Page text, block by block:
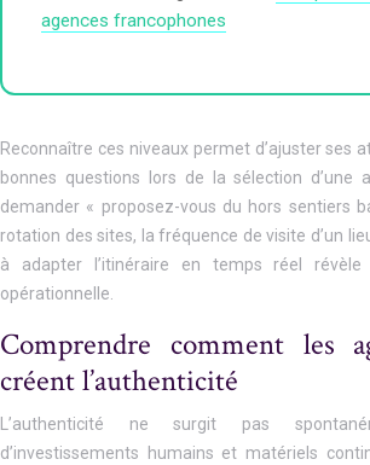
agences francophones
Reconnaître ces niveaux permet d’ajuster ses
bonnes questions lors de la sélection d’une
demander « proposez-vous du hors sentiers
rotation des sites, la fréquence de visite d’un
à adapter l’itinéraire en temps réel
opérationnelle.
Comprendre comment les
créent l’authenticité
L’authenticité ne surgit pas
d’investissements humains et matériels